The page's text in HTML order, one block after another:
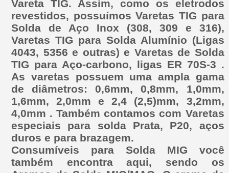
Vareta TIG. Assim, como os eletrodos
revestidos, possuímos Varetas TIG para
Solda de Aço Inox (308, 309 e 316),
Varetas TIG para Solda Alumínio (Ligas
4043, 5356 e outras) e Varetas de Solda
TIG para Aço-carbono, ligas ER 70S-3 .
As varetas possuem uma ampla gama
de diâmetros: 0,6mm, 0,8mm, 1,0mm,
1,6mm, 2,0mm e 2,4 (2,5)mm, 3,2mm,
4,0mm . Também contamos com Varetas
especiais para solda Prata, P20, aços
duros e para brazagem.
Consumíveis para Solda MIG você
também encontra aqui, sendo os